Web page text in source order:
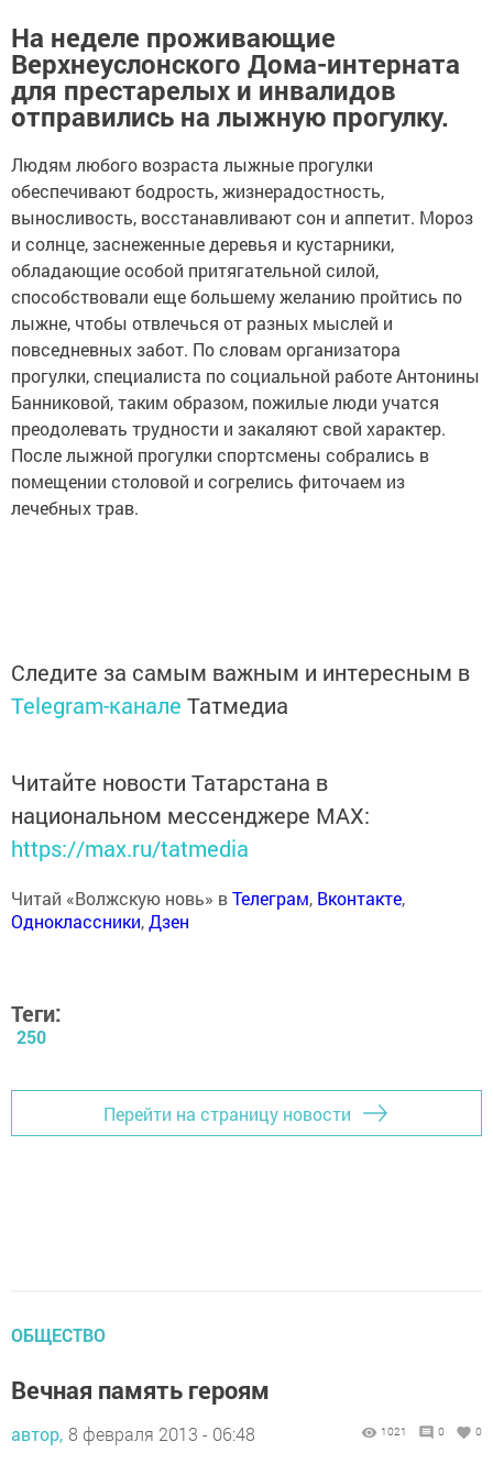
На неделе проживающие
Верхнеуслонского Дома-интерната
для престарелых и инвалидов
отправились на лыжную прогулку.
Людям любого возраста лыжные прогулки
обеспечивают бодрость, жизнерадостность,
выносливость, восстанавливают сон и аппетит. Мороз
и солнце, заснеженные деревья и кустарники,
обладающие особой притягательной силой,
способствовали еще большему желанию пройтись по
лыжне, чтобы отвлечься от разных мыслей и
повседневных забот. По словам организатора
прогулки, специалиста по социальной работе Антонины
Банниковой, таким образом, пожилые люди учатся
преодолевать трудности и закаляют свой характер.
После лыжной прогулки спортсмены собрались в
помещении столовой и согрелись фиточаем из
лечебных трав.
Следите за самым важным и интересным в
Telegram-канале Татмедиа
Читайте новости Татарстана в
национальном мессенджере MАХ:
https://max.ru/tatmedia
Читай «Волжскую новь» вТелеграм, Вконтакте,
Одноклассники,Дзен
Теги:
250
Перейти на страницу новости
ОБЩЕСТВО
Вечная память героям
автор, 8 февраля 2013 - 06:48 1021 0 0